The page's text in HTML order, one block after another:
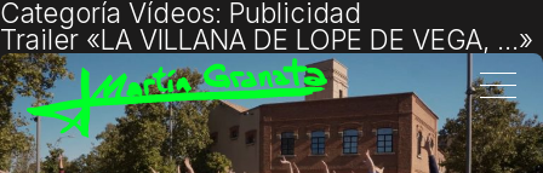
Categoría Vídeos: Publicidad
Trailer «LA VILLANA DE LOPE DE VEGA, …»